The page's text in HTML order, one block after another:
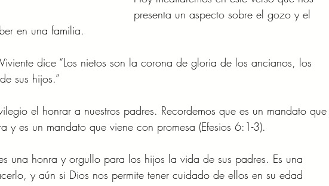
presenta un aspecto sobre el gozo y el
en una familia.
dice “Los nietos son la corona de gloria de los ancianos, los
sus hijos.”
el honrar a nuestros padres. Recordemos que es un mandato que
y es un mandato que viene con promesa (Efesios 6:1-3).
una honra y orgullo para los hijos la vida de sus padres. Es una
y aún si Dios nos permite tener cuidado de ellos en su edad